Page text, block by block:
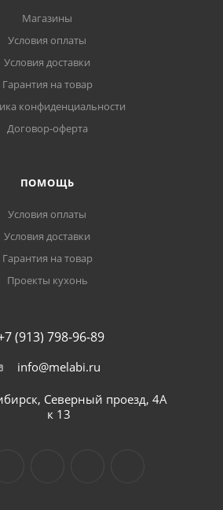
Магазины
Условия оплаты
Условия доставки
Гарантия на товар
конфиденциальности
Договор-оферта
ПОМОЩЬ
Условия оплаты
Условия доставки
Гарантия на товар
Проекты кухонь
(913) 798-96-89
info@melabi.ru
Северный проезд, 4А
к 13